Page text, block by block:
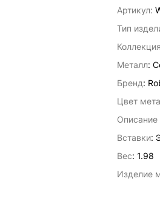
Артикул:
Тип
Коллекция
Металл:
Бренд:
Цвет
Вставки:
Вес: 1.98
Изделие